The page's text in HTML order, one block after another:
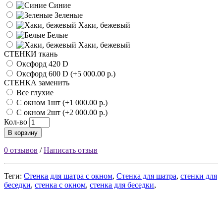
Синие
Зеленые
Хаки, бежевый
Белые
Хаки, бежевый
СТЕНКИ ткань
Оксфорд 420 D
Оксфорд 600 D (+5 000.00 р.)
СТЕНКА заменить
Все глухие
С окном 1шт (+1 000.00 р.)
С окном 2шт (+2 000.00 р.)
Кол-во
В корзину
0 отзывов /Написать отзыв
Теги: Стенка для шатра с окном, Стенка для шатра, стенки для
беседки, стенка с окном, стенка для беседки,